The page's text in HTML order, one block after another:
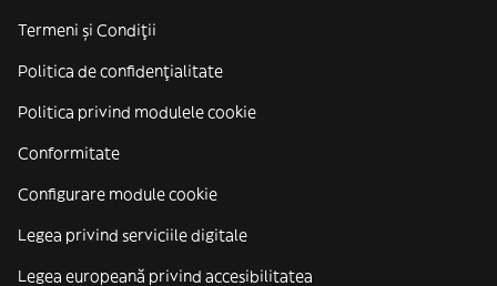
Termeni și Condiții
Politica de confidenţialitate
Politica privind modulele cookie
Conformitate
Configurare module cookie
Legea privind serviciile digitale
Legea europeană privind accesibilitatea